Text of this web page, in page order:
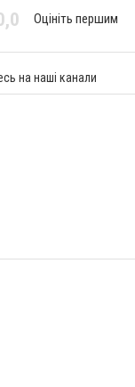
Оцініть першим
на наші канали